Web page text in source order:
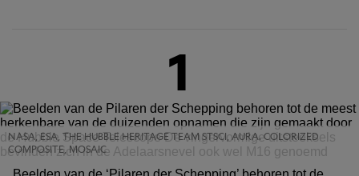
1
NASA, ESA, THE HUBBLE HERITAGE TEAM STSCI, AURA. COLORIZED
COMPOSITE, MOSAIC